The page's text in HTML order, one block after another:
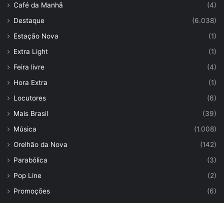
Café da Manhã
(4)
Destaque
(6.038)
Estação Nova
(1)
Extra Light
(1)
Feira livre
(4)
Hora Extra
(1)
Locutores
(6)
Mais Brasil
(39)
Música
(1.008)
Orelhão da Nova
(142)
Parabólica
(3)
Pop Line
(2)
Promoções
(6)